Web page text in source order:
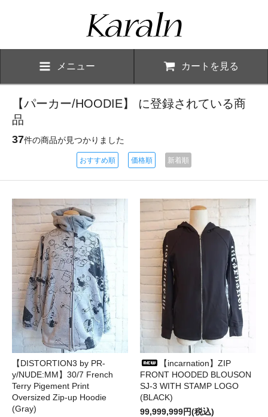
メニュー カートを見る
【パーカー/HOODIE】 に登録されている商
品
37件の商品が見つかりました
おすすめ順 価格順 新着順
【DISTORTION3 by PR-
y/NUDE:MM】30/7 French
Terry Pigement Print
Oversized Zip-up Hoodie
(Gray)
【incarnation】ZIP
FRONT HOODED BLOUSON
SJ-3 WITH STAMP LOGO
(BLACK)
99,999,999円(税込)